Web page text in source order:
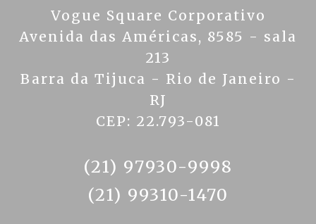
Vogue Square Corporativo
Avenida das Américas, 8585 - sala
213
Barra da Tijuca - Rio de Janeiro -
RJ
CEP: 22.793-081
(21) 97930-9998
(21) 99310-1470